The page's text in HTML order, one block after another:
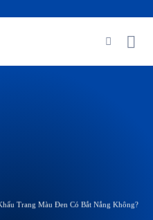
Trang Màu Đen Có Bắt Nắng Không?